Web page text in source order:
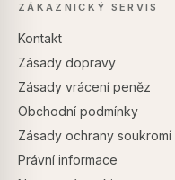
ZÁKAZNICKÝ SERVIS
Kontakt
Zásady dopravy
Zásady vrácení peněz
Obchodní podmínky
Zásady ochrany soukromí
Právní informace